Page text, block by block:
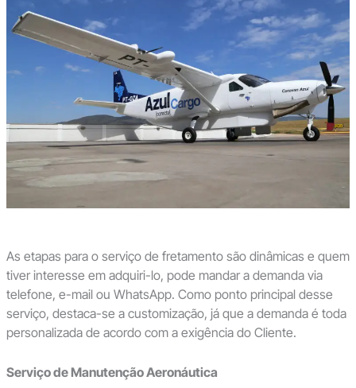
As etapas para o serviço de fretamento são dinâmicas e quem
tiver interesse em adquiri-lo, pode mandar a demanda via
telefone, e-mail ou WhatsApp. Como ponto principal desse
serviço, destaca-se a customização, já que a demanda é toda
personalizada de acordo com a exigência do Cliente.
Serviço de Manutenção Aeronáutica